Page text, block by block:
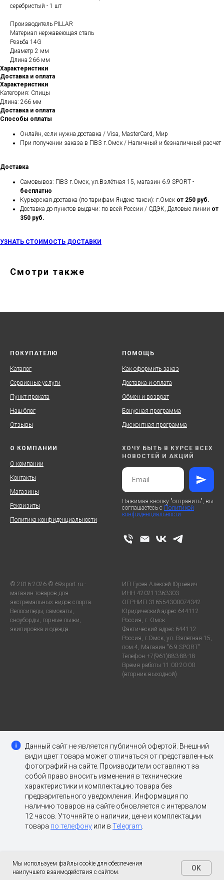
серебристый - 1 шт
Производитель PILLAR
Материал нержавеющая сталь
Резьба 14G
Диаметр 2 мм
Длина 266 мм
Характеристики
Доставка и оплата
Характеристики
Категория: Спицы
Длина: 266 мм
Доставка и оплата
Способы оплаты
Онлайн, если нужна доставка / Visa, MasterCard, Мир
При получении заказа в ПВЗ г.Омск / Наличный и безналичный расчет
Доставка
Самовывоз: ПВЗ г.Омск, ул.Взлётная 15, магазин 6.9 SPORT -
бесплатно
Курьерская доставка (по тарифам Яндекс такси): г.Омск от 250 руб.
Доставка до пунктов выдачи: по всей России / СДЭК, Деловые линии от
350 руб.
УЗНАТЬ СТОИМОСТЬ ДОСТАВКИ
Смотри также
Мы используем файлы cookie для обеспечения
наилучшего взаимодействия с сайтом.
OK
ПОКУПАТЕЛЮ
Каталог
Сервисные услуги
Пункт проката
Наш блог
Отзывы
ПОМОЩЬ
Как оформить заказ
Доставка и оплата
Обмен и возврат
Бонусная программа
Дисконтная программа
О КОМПАНИИ
О компании
Контакты
Магазины
Реквизиты
Политика конфиденциальности
ХОЧУ БЫТЬ В КУРСЕ ВСЕХ
НОВОСТЕЙ И АКЦИЙ
Нажимая кнопку "отправить", вы
соглашаетесь с Политикой
конфиденциальности
© 2016-2026 © 69sport.ru -
магазин товаров для
экстремальных видов спорта.
Велосипеды, самокаты,
сноуборды, горные лыжи,
экипировка и одежда.
ИП Гусев Алексей Юрьевич
ИНН 420211363303
ОГРНИП 316554300074342
Юридический адрес 644112
Россия, г. Омск
Фактический адрес 644112
Россия, г.Омск, ул. Взлетная 15,
пом.4, Магазин "6.9 SPORT"
Телефон +7(961)883-88-18
Время работы 11:00-20:00
(вторник выходной)
Данный сайт не является публичной офертой. Внешний
вид и цвет товара может отличаться от представленных
фотографий на сайте. Производители оставляют за
собой право вносить изменения в технические
характеристики и комплектацию товара без
предварительного уведомления. Информация по
наличию товаров на сайте обновляется с интервалом
12 часов. Уточняйте о наличии, цене и комплектации
товара по телефону или в Telegram